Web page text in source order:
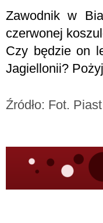
Zawodnik w
czerwonej
Czy będzie on
Jagiellonii?
Źródło: Fot.